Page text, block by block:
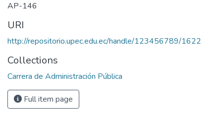
AP-146
URI
http://repositorio.upec.edu.ec/handle/123456789/1622
Collections
Carrera de Administración Pública
Full item page